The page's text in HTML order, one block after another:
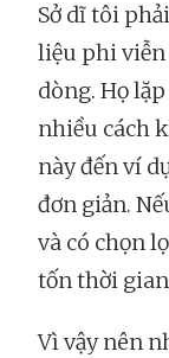
Sở dĩ tôi
liệu phi
dòng. Họ
nhiều cách
này đến ví
đơn giản.
và có chọn
tốn thời
Vì vậy nên